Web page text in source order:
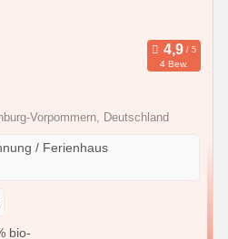
4 Bew.
Vorpommern, Deutschland
/ Ferienhaus